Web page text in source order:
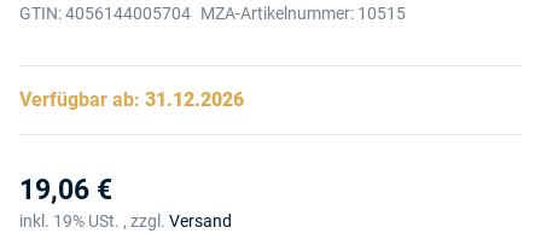
GTIN:4056144005704 MZA-Artikelnummer: 10515
Verfügbar ab: 31.12.2026
19,06 €
inkl. 19% USt. , zzgl. Versand